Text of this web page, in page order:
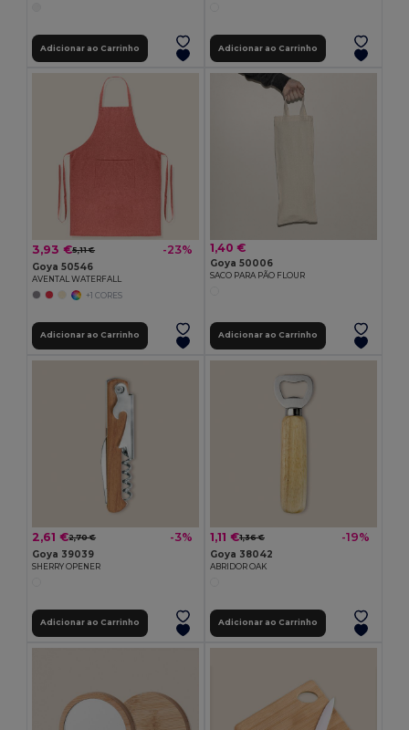
Adicionar ao Carrinho Adicionar ao Carrinho
3,93 €5,11 € -23%
Goya 50546
AVENTAL WATERFALL
+1 CORES
Adicionar ao Carrinho
1,40 €
Goya 50006
SACO PARA PÃO FLOUR
Adicionar ao Carrinho
2,61 €2,70 € -3%
Goya 39039
SHERRY OPENER
Adicionar ao Carrinho
1,11 €1,36 € -19%
Goya 38042
ABRIDOR OAK
Adicionar ao Carrinho